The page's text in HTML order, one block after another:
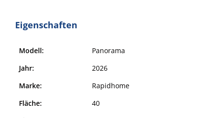
Eigenschaften
Modell:
Panorama
Jahr:
2026
Marke:
Rapidhome
Fläche:
40